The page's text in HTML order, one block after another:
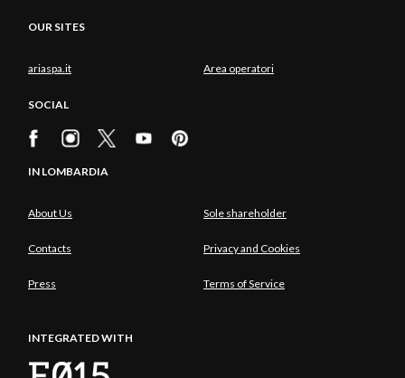
OUR SITES
ariaspa.it Area operatori
SOCIAL
IN LOMBARDIA
About Us Sole shareholder
Contacts Privacy and Cookies
Press Terms of Service
INTEGRATED WITH